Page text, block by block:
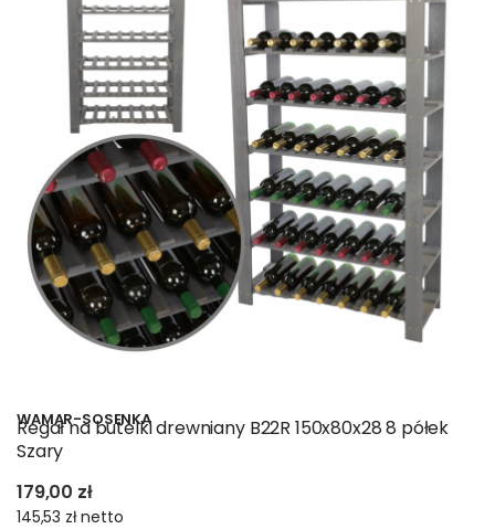
WAMAR-SOSENKA
Regał na butelki drewniany B22R 150x80x28 8 półek
Szary
179,00 zł
145,53 złnetto